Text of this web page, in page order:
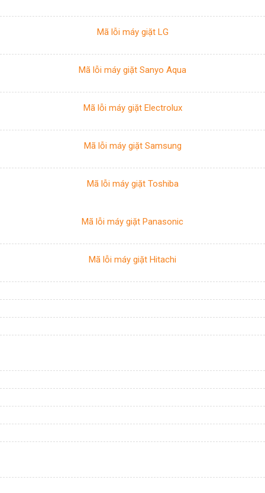
Mã lỗi máy giặt LG
Mã lỗi máy giặt Sanyo Aqua
Mã lỗi máy giặt Electrolux
Mã lỗi máy giặt Samsung
Mã lỗi máy giặt Toshiba
Mã lỗi máy giặt Panasonic
Mã lỗi máy giặt Hitachi